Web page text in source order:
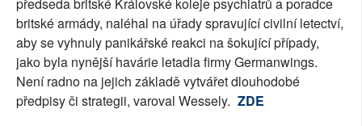
SOCIÁLNÍ SÍTĚ
RUBRIKY
PLNÁ VERZE STRÁNEK
britské armády, naléhal na úřady spravující civilní letectví,
aby se vyhnuly panikářské reakci na šokující případy,
jako byla nynější havárie letadla firmy Germanwings.
Není radno na jejich základě vytvářet dlouhodobé
předpisy či strategii, varoval Wessely. ZDE